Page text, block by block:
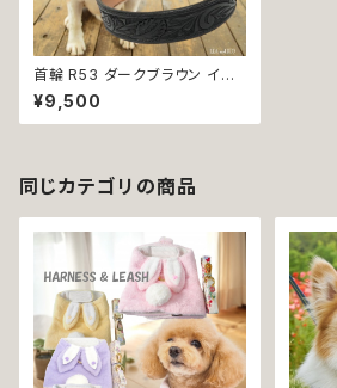
首輪 R53 ダークブラウン イエ
ロー 黄色 茶色 濃茶 彫刻 スタ
ッズ レザー 革 中型犬 犬 ペット
送料無料 返品交換不可
¥9,500
同じカテゴリの商品